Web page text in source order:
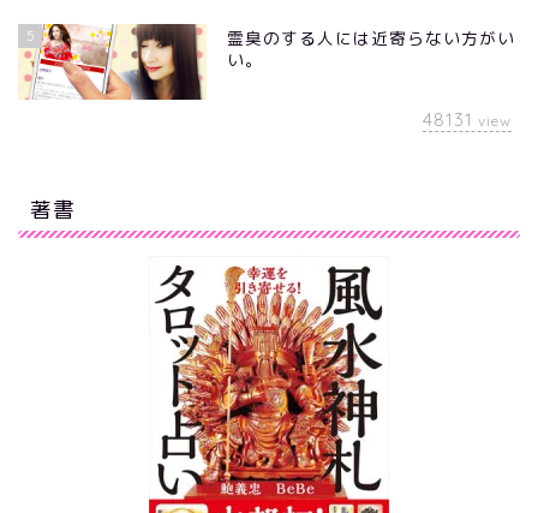
5
霊臭のする人には近寄らない方がい
い。
48131 view
著書